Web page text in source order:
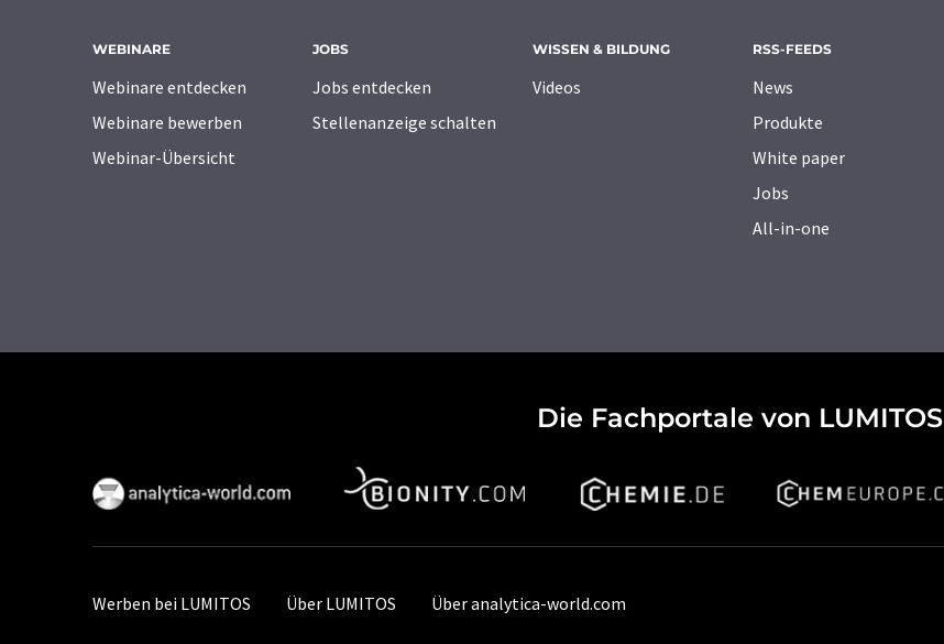
WEBINARE
Webinare entdecken
Webinare bewerben
Webinar-Übersicht
JOBS
Jobs entdecken
Stellenanzeige schalten
WISSEN & BILDUNG
Videos
RSS-FEEDS
News
Produkte
White paper
Jobs
All-in-one
Die Fachportale von LUMITOS
Werben bei LUMITOS Über LUMITOS Über analytica-world.com